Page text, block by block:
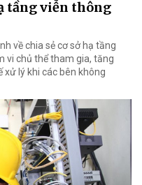
tầng viễn thông
về chia sẻ cơ sở hạ tầng
vi chủ thể tham gia, tăng
xử lý khi các bên không